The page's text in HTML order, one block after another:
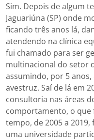
Sim. Depois de algum
Jaguariúna (SP) onde
ficando três anos lá,
atendendo na clínica
fui chamado para ser
multinacional do setor
assumindo, por 5
avestruz. Saí de lá em
consultoria nas áreas
comportamento, o que
tempo, de 2005 a
uma universidade